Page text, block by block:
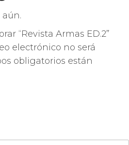
aún.
“Revista Armas ED.2”
electrónico no será
obligatorios están